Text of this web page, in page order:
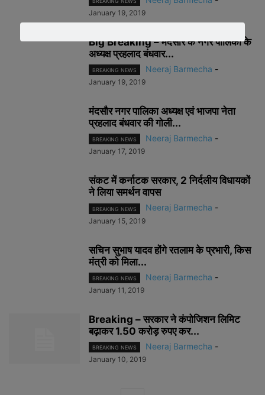
January 19, 2019
Big Breaking – मंदसौर के नगर पालिका के
अध्यक्ष प्रहलाद बंधवार...
BREAKING NEWS Neeraj Barmecha -
January 19, 2019
मंदसौर नगर पालिका अध्यक्ष एवं भाजपा नेता
प्रहलाद बंधवार की गोली...
BREAKING NEWS Neeraj Barmecha -
January 17, 2019
संकट में कर्नाटक सरकार, 2 निर्दलीय विधायकों
ने लिया समर्थन वापस
BREAKING NEWS Neeraj Barmecha -
January 15, 2019
सचिन सुभाष यादव होंगे रतलाम के प्रभारी, किस
मंत्री को मिला...
BREAKING NEWS Neeraj Barmecha -
January 11, 2019
Breaking – सरकार ने कंपोजिशन लिमिट
बढ़ाकर 1.50 करोड़ रुपए कर...
BREAKING NEWS Neeraj Barmecha -
January 10, 2019